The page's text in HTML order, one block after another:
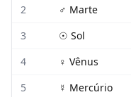
2
♂ Marte
3
☉ Sol
4
♀ Vênus
5
☿ Mercúrio